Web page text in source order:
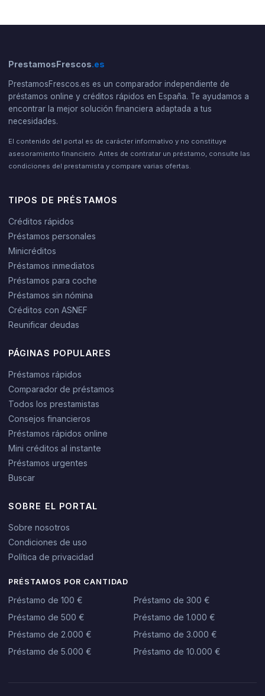
PrestamosFrescos.es
PrestamosFrescos.es es un comparador independiente de
préstamos online y créditos rápidos en España. Te ayudamos a
encontrar la mejor solución financiera adaptada a tus
necesidades.
El contenido del portal es de carácter informativo y no constituye
asesoramiento financiero. Antes de contratar un préstamo, consulte las
condiciones del prestamista y compare varias ofertas.
TIPOS DE PRÉSTAMOS
Créditos rápidos
Préstamos personales
Minicréditos
Préstamos inmediatos
Préstamos para coche
Préstamos sin nómina
Créditos con ASNEF
Reunificar deudas
PÁGINAS POPULARES
Préstamos rápidos
Comparador de préstamos
Todos los prestamistas
Consejos financieros
Préstamos rápidos online
Mini créditos al instante
Préstamos urgentes
Buscar
SOBRE EL PORTAL
Sobre nosotros
Condiciones de uso
Política de privacidad
PRÉSTAMOS POR CANTIDAD
Préstamo de 100 €
Préstamo de 300 €
Préstamo de 500 €
Préstamo de 1.000 €
Préstamo de 2.000 €
Préstamo de 3.000 €
Préstamo de 5.000 €
Préstamo de 10.000 €